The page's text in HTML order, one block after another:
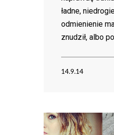
ładne,
odmienienie
znudził, albo
14.9.14